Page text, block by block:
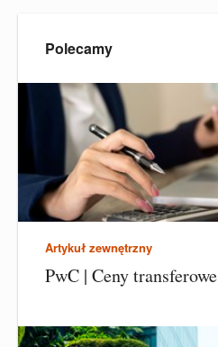
Polecamy
Artykuł zewnętrzny
PwC | Ceny transferowe